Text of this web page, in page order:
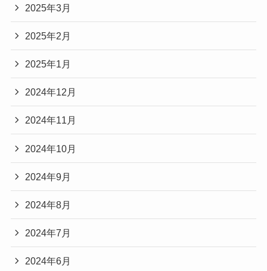
2025年3月
2025年2月
2025年1月
2024年12月
2024年11月
2024年10月
2024年9月
2024年8月
2024年7月
2024年6月